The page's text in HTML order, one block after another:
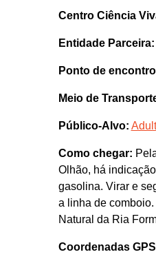
Centro Ciência
Entidade Parceira:
Ponto de
Meio de
Público-Alvo:
Como chegar:
Olhão, há
gasolina. Virar e
a linha de
Natural da Ria
Coordenadas